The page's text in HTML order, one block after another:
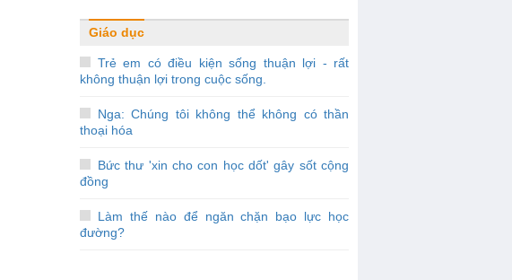
Giáo dục
Trẻ em có điều kiện sống thuận lợi - rất
không thuận lợi trong cuộc sống.
Nga: Chúng tôi không thể không có thần
thoại hóa
Bức thư 'xin cho con học dốt' gây sốt cộng
đồng
Làm thế nào để ngăn chặn bạo lực học
đường?